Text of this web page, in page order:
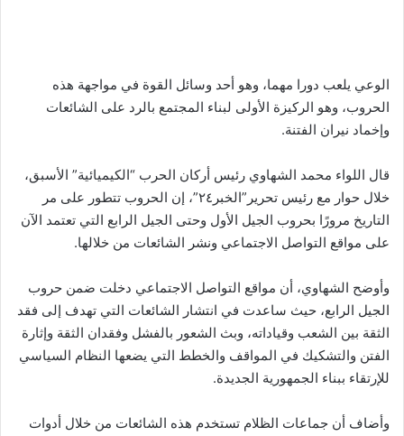
الوعي يلعب دورا مهما، وهو أحد وسائل القوة في مواجهة هذه
الحروب، وهو الركيزة الأولى لبناء المجتمع بالرد على الشائعات
وإخماد نيران الفتنة.
قال اللواء محمد الشهاوي رئيس أركان الحرب “الكيميائية” الأسبق،
خلال حوار مع رئيس تحرير”الخبر٢٤”، إن الحروب تتطور على مر
التاريخ مرورًا بحروب الجيل الأول وحتى الجيل الرابع التي تعتمد الآن
على مواقع التواصل الاجتماعي ونشر الشائعات من خلالها.
وأوضح الشهاوي، أن مواقع التواصل الاجتماعي دخلت ضمن حروب
الجيل الرابع، حيث ساعدت في انتشار الشائعات التي تهدف إلى فقد
الثقة بين الشعب وقياداته، وبث الشعور بالفشل وفقدان الثقة وإثارة
الفتن والتشكيك في المواقف والخطط التي يضعها النظام السياسي
للإرتقاء ببناء الجمهورية الجديدة.
وأضاف أن جماعات الظلام تستخدم هذه الشائعات من خلال أدوات